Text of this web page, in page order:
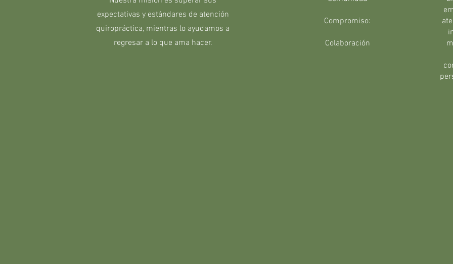
expectativas y estándares de atención
quiropráctica, mientras lo ayudamos a
regresar a lo que ama hacer.
Compromiso:
Colaboración